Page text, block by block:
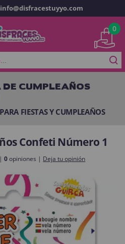
cliente
primera vez
podrás realizar tus
tienda virtual, revisar el estado de tus
operaciones anteriores.
esperando.
info@disfracestuyyo.com
0
DE CUMPLEAÑOS
FIESTAS Y CUMPLEAÑOS
Confeti Número 1
|0opiniones | Deja tu opinión